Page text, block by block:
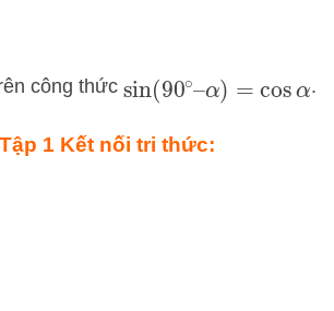
công thức sin(90∘–α )=cosα .
1 Kết nối tri thức: